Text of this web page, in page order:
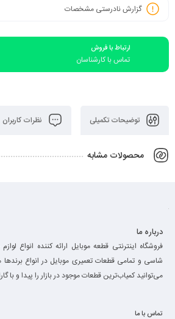
گزارش نادرستی مشخصات
ارتباط با فروش
تماس با کارشناسان
توضیحات تکمیلی نظرات کاربران
محصولات مشابه
درباره ما
فروشگاه اینترنتی قطعه موبایل ارائه کننده انواع
شاسی و تمامی قطعات تعمیری موبایل در انواع
می‌توانید کمیاب‌ترین قطعات موجود در بازار را پیدا و با
تماس با ما